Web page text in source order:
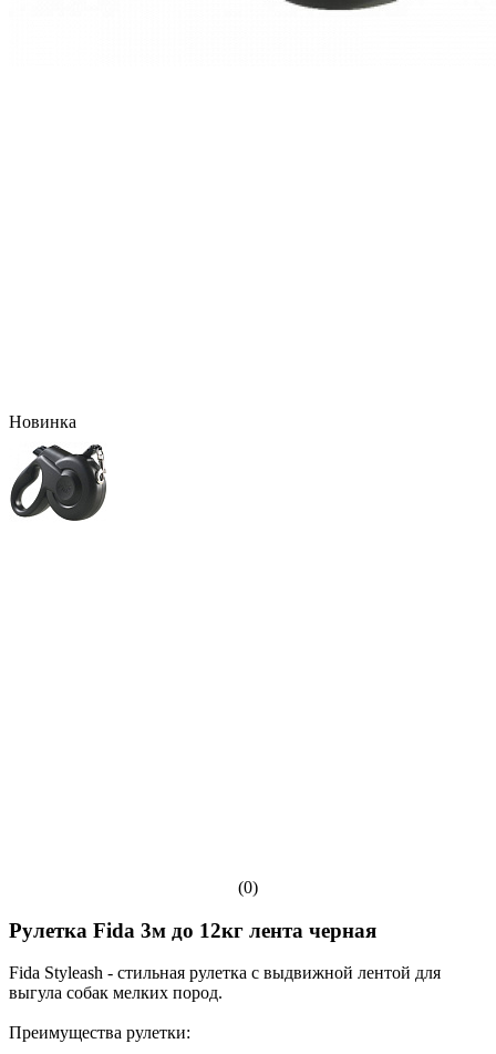
Новинка
(0)
Рулетка Fida 3м до 12кг лента черная
Fida Styleash - стильная рулетка с выдвижной лентой для
выгула собак мелких пород.
Преимущества рулетки: